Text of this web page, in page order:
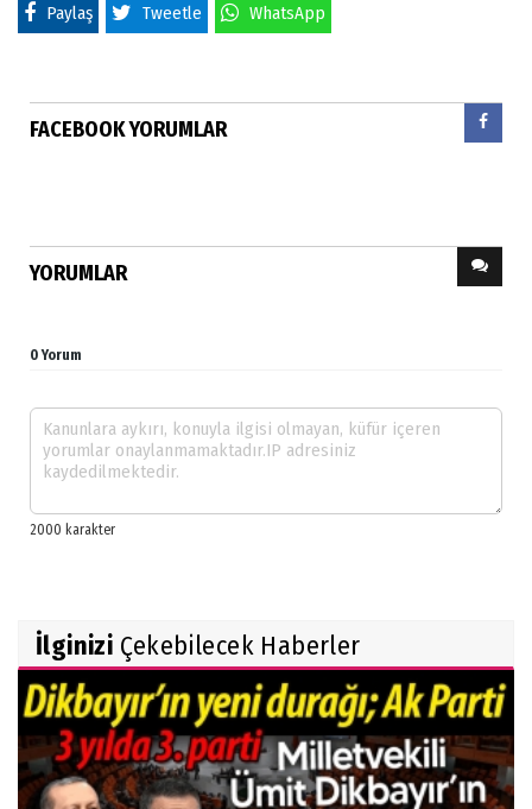
Paylaş Tweetle WhatsApp
FACEBOOK YORUMLAR
YORUMLAR
0 Yorum
İlginizi Çekebilecek Haberler